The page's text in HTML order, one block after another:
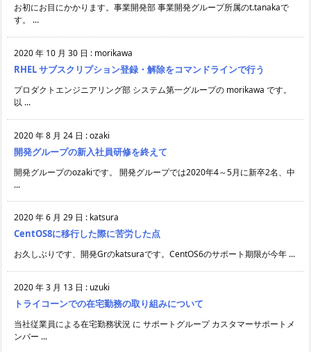
お初にお目にかかります。事業開発部 事業開発グループ所属のt.tanakaで
す。 ...
2020 年 10 月 30 日 : morikawa
RHEL サブスクリプション登録・解除をコマンドラインで行う
プロダクトエンジニアリング部 システム第一グループの morikawa です。
以 ...
2020 年 8 月 24 日 :ozaki
開発グループの新入社員研修を終えて
開発グループのozakiです。 開発グループでは2020年4～5月に新卒2名、中
...
2020 年 6 月 29 日 : katsura
CentOS8に移行した際に苦労した点
お久しぶりです、開発Grのkatsuraです。CentOS6のサポート期限が今年 ...
2020 年 3 月 13 日 : uzuki
トライコーンでの在宅勤務の取り組みについて
当社従業員による在宅勤務状況 に サポートグループ カスタマーサポートメ
ンバー ...